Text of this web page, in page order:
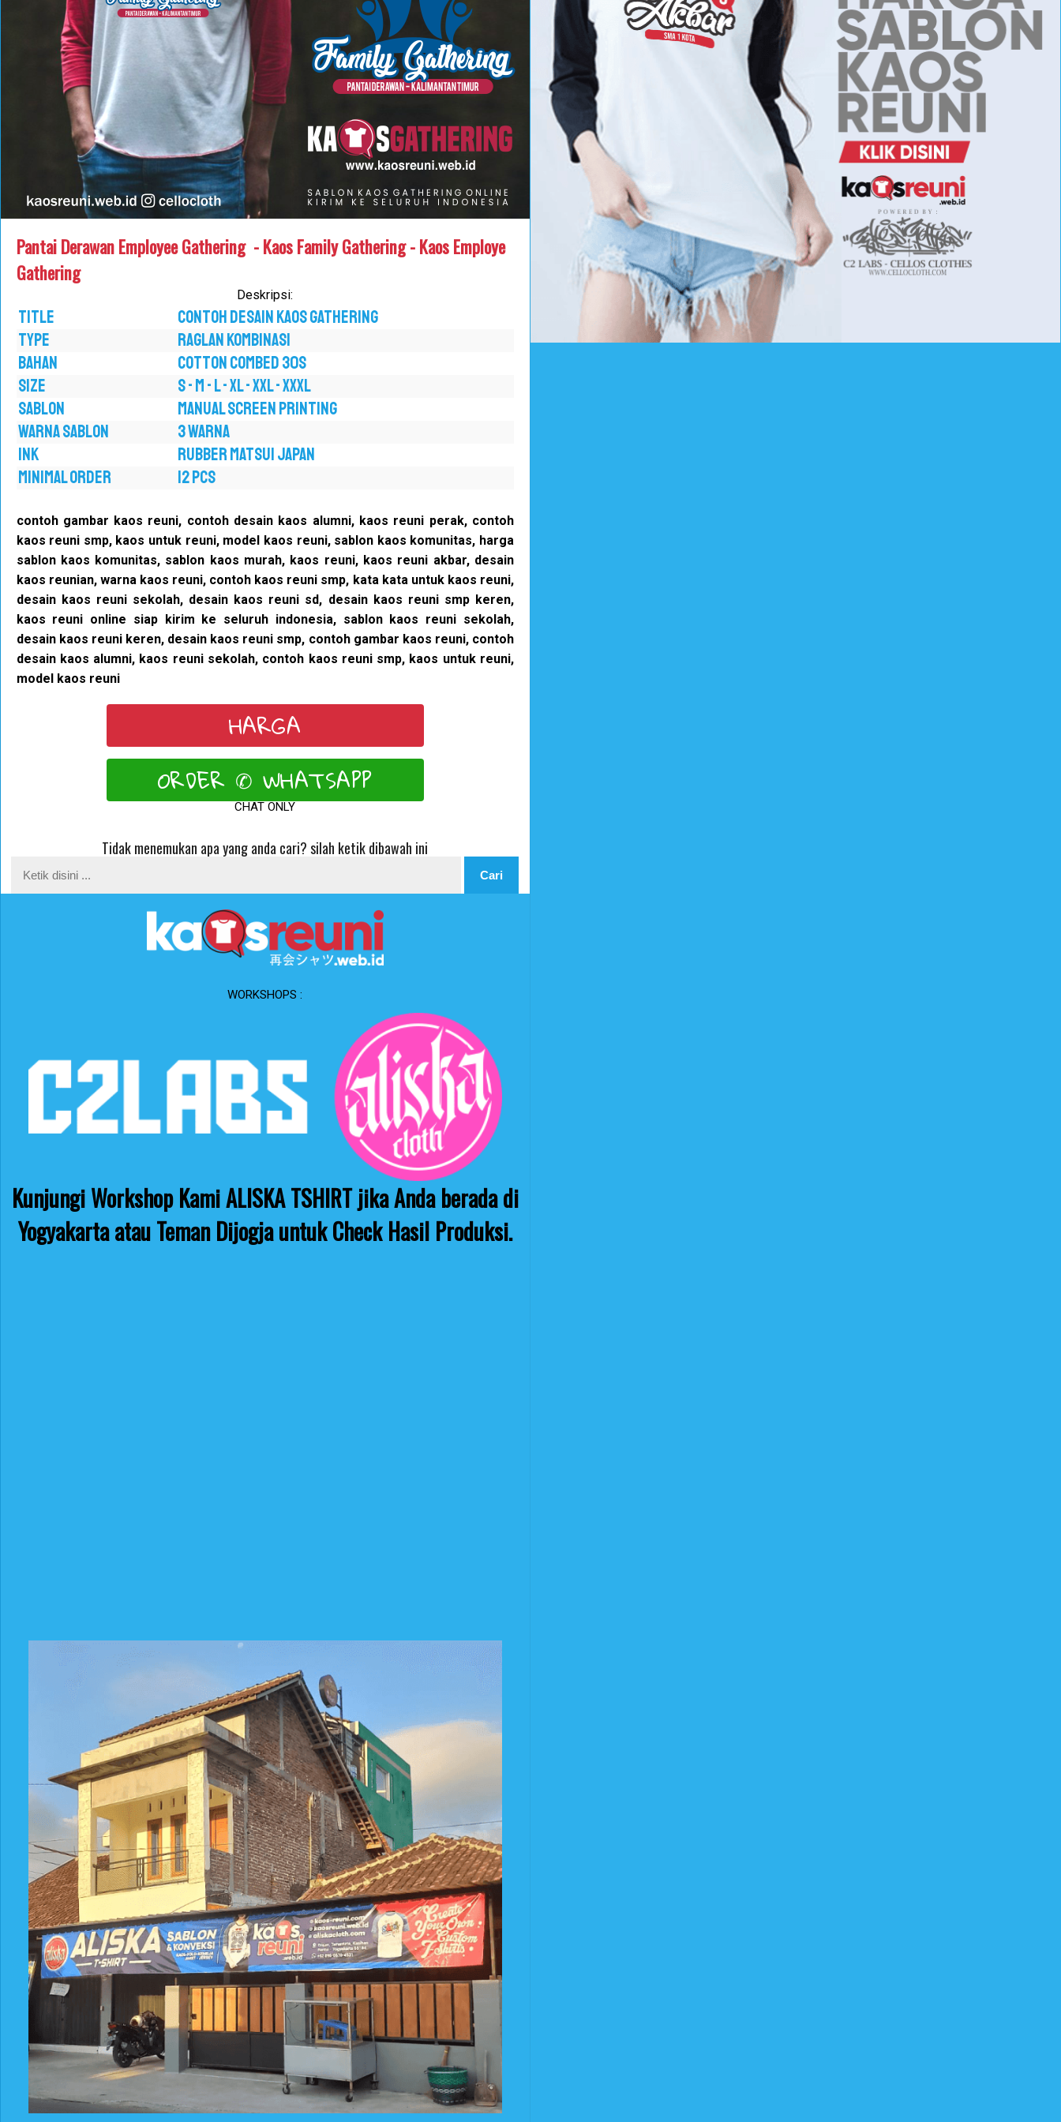
Pantai Derawan Employee Gathering - Kaos Family Gathering - Kaos Employe
Gathering
Deskripsi:
TITLE
CONTOH DESAIN KAOS GATHERING
TYPE
RAGLAN KOMBINASI
BAHAN
COTTON COMBED 30S
SIZE
S - M - L - XL - XXL - XXXL
SABLON
MANUAL SCREEN PRINTING
WARNA SABLON
3 WARNA
INK
RUBBER MATSUI JAPAN
MINIMAL ORDER
12 PCS
contoh gambar kaos reuni, contoh desain kaos alumni, kaos reuni perak, contoh
kaos reuni smp, kaos untuk reuni, model kaos reuni, sablon kaos komunitas, harga
sablon kaos komunitas, sablon kaos murah, kaos reuni, kaos reuni akbar, desain
kaos reunian, warna kaos reuni, contoh kaos reuni smp, kata kata untuk kaos reuni,
desain kaos reuni sekolah, desain kaos reuni sd, desain kaos reuni smp keren,
kaos reuni online siap kirim ke seluruh indonesia, sablon kaos reuni sekolah,
desain kaos reuni keren, desain kaos reuni smp, contoh gambar kaos reuni, contoh
desain kaos alumni, kaos reuni sekolah, contoh kaos reuni smp, kaos untuk reuni,
model kaos reuni
HARGA
ORDER ✆ WHATSAPP
CHAT ONLY
Tidak menemukan apa yang anda cari? silah ketik dibawah ini
WORKSHOPS :
Kunjungi Workshop Kami ALISKA TSHIRT jika Anda berada di
Yogyakarta atau Teman Dijogja untuk Check Hasil Produksi.